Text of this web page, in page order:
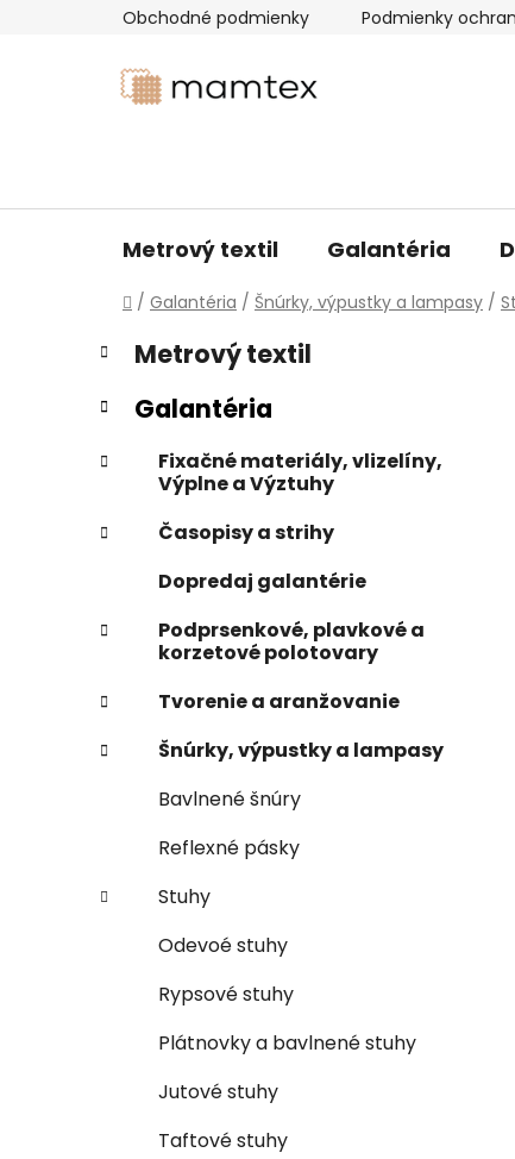
Obchodné podmienky Podmienky
Metrový textil Galantéria
Domov
/ Galantéria / Šnúrky, výpustky a lampasy /
B
o
č
ý
a
l
Preskočiť
kategórie
K
a
t
e
ó
i
e
Metrový textil
Galantéria
Fixačné materiály, vlizelíny,
Výplne a Výztuhy
Časopisy a strihy
Dopredaj galantérie
Podprsenkové, plavkové a
korzetové polotovary
Tvorenie a aranžovanie
Šnúrky, výpustky a lampasy
Bavlnené šnúry
Reflexné pásky
Stuhy
Odevoé stuhy
Rypsové stuhy
Plátnovky a bavlnené stuhy
Jutové stuhy
Taftové stuhy